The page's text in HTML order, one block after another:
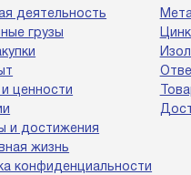
деятельность
грузы
ценности
и достижения
жизнь
конфиденциальности